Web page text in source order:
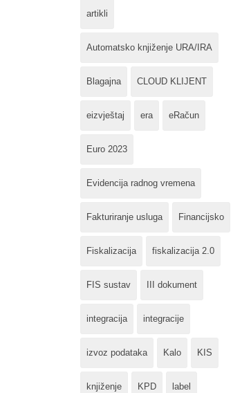
artikli
Automatsko knjiženje URA/IRA
Blagajna CLOUD KLIJENT
eizvještaj era eRačun
Euro 2023
Evidencija radnog vremena
Fakturiranje usluga Financijsko
Fiskalizacija fiskalizacija 2.0
FIS sustav III dokument
integracija integracije
izvoz podataka Kalo KIS
knjiženje KPD label